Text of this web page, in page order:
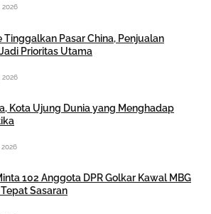
2026
Tinggalkan Pasar China, Penjualan
Prioritas Utama
2026
Kota Ujung Dunia yang Menghadap
2026
102 Anggota DPR Golkar Kawal MBG
Sasaran